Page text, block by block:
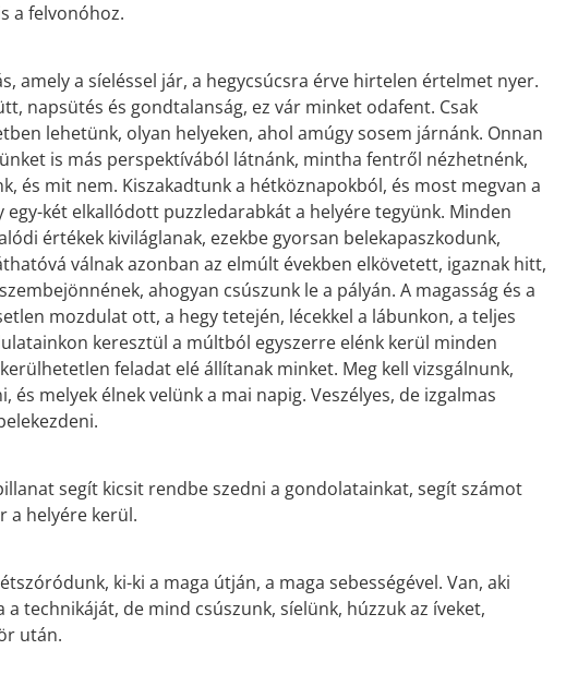
a felvonóhoz.
amely a síeléssel jár, a hegycsúcsra érve hirtelen értelmet nyer.
napsütés és gondtalanság, ez vár minket odafent. Csak
lehetünk, olyan helyeken, ahol amúgy sosem járnánk. Onnan
is más perspektívából látnánk, mintha fentről nézhetnénk,
és mit nem. Kiszakadtunk a hétköznapokból, és most megvan a
két elkallódott puzzledarabkát a helyére tegyünk. Minden
értékek kiviláglanak, ezekbe gyorsan belekapaszkodunk,
válnak azonban az elmúlt években elkövetett, igaznak hitt,
ahogyan csúszunk le a pályán. A magasság és a
mozdulat ott, a hegy tetején, lécekkel a lábunkon, a teljes
keresztül a múltból egyszerre elénk kerül minden
feladat elé állítanak minket. Meg kell vizsgálnunk,
melyek élnek velünk a mai napig. Veszélyes, de izgalmas
segít kicsit rendbe szedni a gondolatainkat, segít számot
a helyére kerül.
ki-ki a maga útján, a maga sebességével. Van, aki
technikáját, de mind csúszunk, síelünk, húzzuk az íveket,
után.